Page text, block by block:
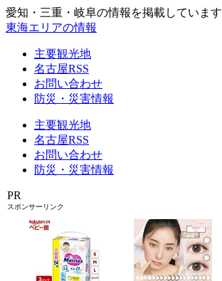
愛知・三重・岐阜の情報を掲載しています
東海エリアの情報
主要観光地
名古屋RSS
お問い合わせ
防災・災害情報
主要観光地
名古屋RSS
お問い合わせ
防災・災害情報
PR
スポンサーリンク